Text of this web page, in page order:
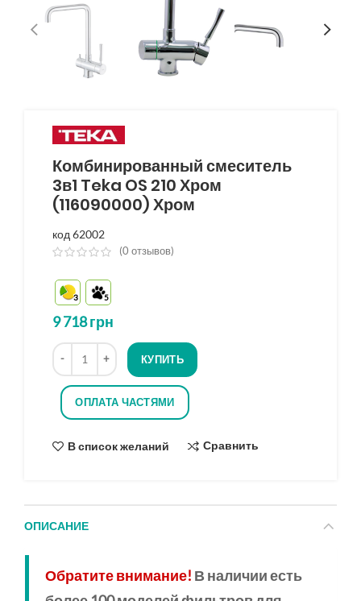
Комбинированный смеситель
3в1 Teka OS 210 Хром
(116090000) Хром
код 62002
(0 отзывов)
3 5
9 718грн
Количество
КУПИТЬ
ОПЛАТА ЧАСТЯМИ
В список желаний Сравнить
ОПИСАНИЕ
Обратите внимание! В наличии есть